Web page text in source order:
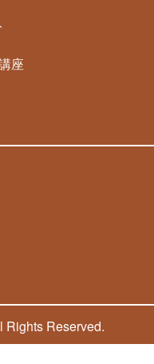
座
Rights Reserved.